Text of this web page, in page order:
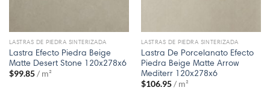
LASTRAS DE PIEDRA SINTERIZADA
Lastra Efecto Piedra Beige
Matte Desert Stone 120x278x6
$99.85 / m²
LASTRAS DE PIEDRA SINTERIZADA
Lastra De Porcelanato Efecto
Piedra Beige Matte Arrow
Mediterr 120x278x6
$106.95 / m²